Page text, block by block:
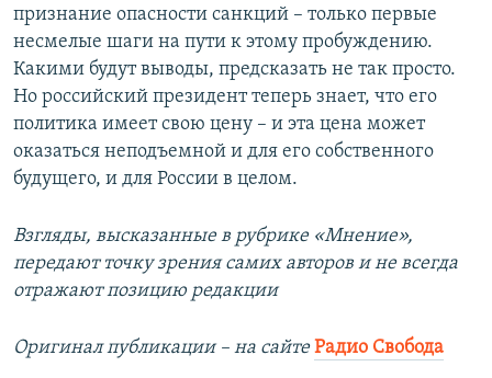
признание опасности санкций – только первые
несмелые шаги на пути к этому пробуждению.
Какими будут выводы, предсказать не так просто.
Но российский президент теперь знает, что его
политика имеет свою цену – и эта цена может
оказаться неподъемной и для его собственного
будущего, и для России в целом.
Взгляды, высказанные в рубрике «Мнение»,
передают точку зрения самих авторов и не всегда
отражают позицию редакции
Оригинал публикации – на сайтеРадио Свобода